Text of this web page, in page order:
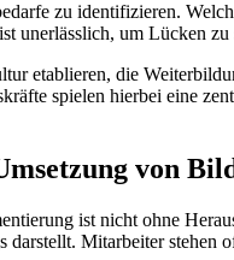
zu identifizieren.
unerlässlich, um Lücken
etablieren, die
spielen hierbei eine
von
ist nicht ohne
darstellt. Mitarbeiter